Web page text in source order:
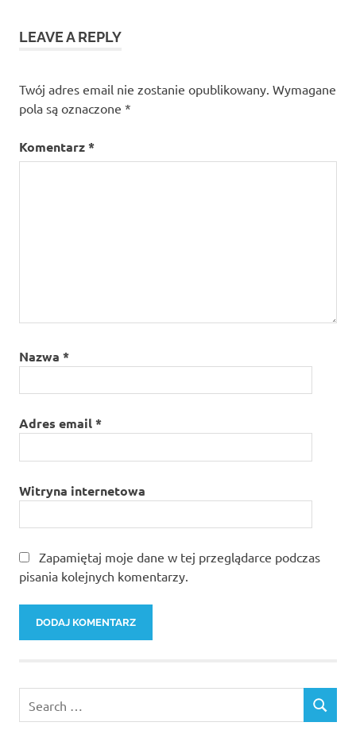
LEAVE A REPLY
Twój adres email nie zostanie opublikowany. Wymagane
pola są oznaczone *
Komentarz*
Nazwa *
Adres email*
Witryna internetowa
Zapamiętaj moje dane w tej przeglądarce podczas
pisania kolejnych komentarzy.